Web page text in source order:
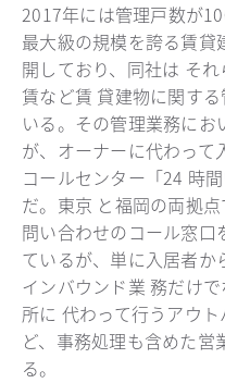
2017年には管理戸数が
最大級の規模を誇る賃貸
開しており、同社は そ
賃など賃 貸建物に関す
いる。その管理業務に
が、オーナーに代わって
コールセンター「24 時
だ。東京 と福岡の両拠
問い合わせのコール窓
ているが、単に入居者か
インバウンド業 務だけ
所に 代わって行うアウ
ど、事務処理も含めた営
る。